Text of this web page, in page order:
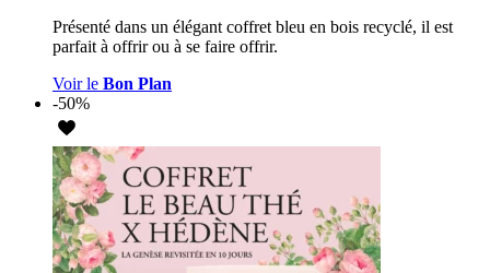
Présenté dans un élégant coffret bleu en bois recyclé, il est
parfait à offrir ou à se faire offrir.
Voir le Bon Plan
-50%